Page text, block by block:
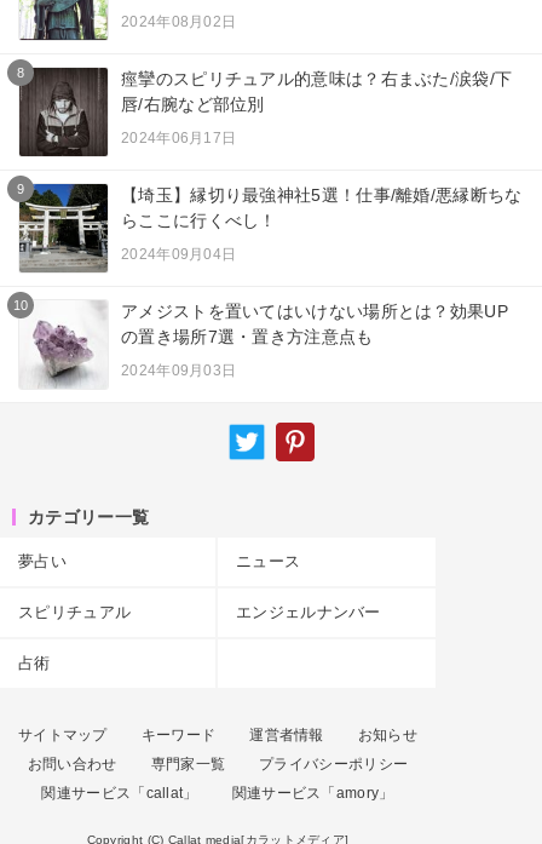
2024年08月02日
8
痙攣のスピリチュアル的意味は？右まぶた/涙袋/下
唇/右腕など部位別
2024年06月17日
9
【埼玉】縁切り最強神社5選！仕事/離婚/悪縁断ちな
らここに行くべし！
2024年09月04日
10
アメジストを置いてはいけない場所とは？効果UP
の置き場所7選・置き方注意点も
2024年09月03日
カテゴリー一覧
夢占い ニュース
スピリチュアル エンジェルナンバー
占術
サイトマップ キーワード 運営者情報
お知らせ
お問い合わせ
専門家一覧
プライバシーポリシー
関連サービス「callat」
関連サービス「amory」
Copyright (C) Callat media[カラットメディア]